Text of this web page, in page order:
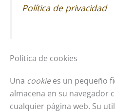
Política de privacidad
Política de cookies
Una cookiees un pequeño
almacena en su navegador
cualquier página web. Su